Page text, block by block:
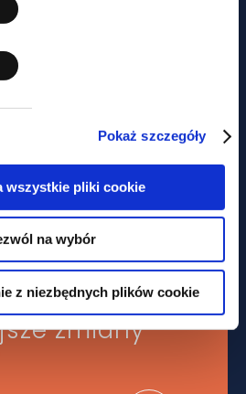
Pokaż szczegóły
wszystkie pliki cookie
na wybór
z niezbędnych plików cookie
w cenach
zmiany